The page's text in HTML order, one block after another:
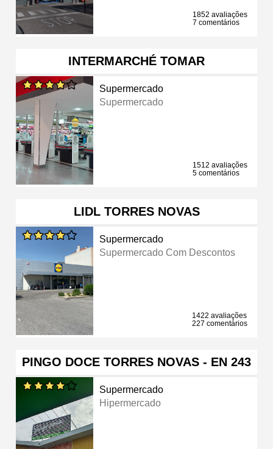
1852 avaliações
7 comentários
INTERMARCHÉ TOMAR
Supermercado
Supermercado
1512 avaliações
5 comentários
LIDL TORRES NOVAS
Supermercado
Supermercado Com Descontos
1422 avaliações
227 comentários
PINGO DOCE TORRES NOVAS - EN 243
Supermercado
Hipermercado